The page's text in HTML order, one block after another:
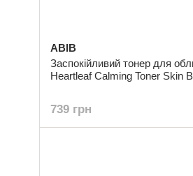
ABIB
Заспокійливий тонер для
Heartleaf Calming Toner Skin
739 грн